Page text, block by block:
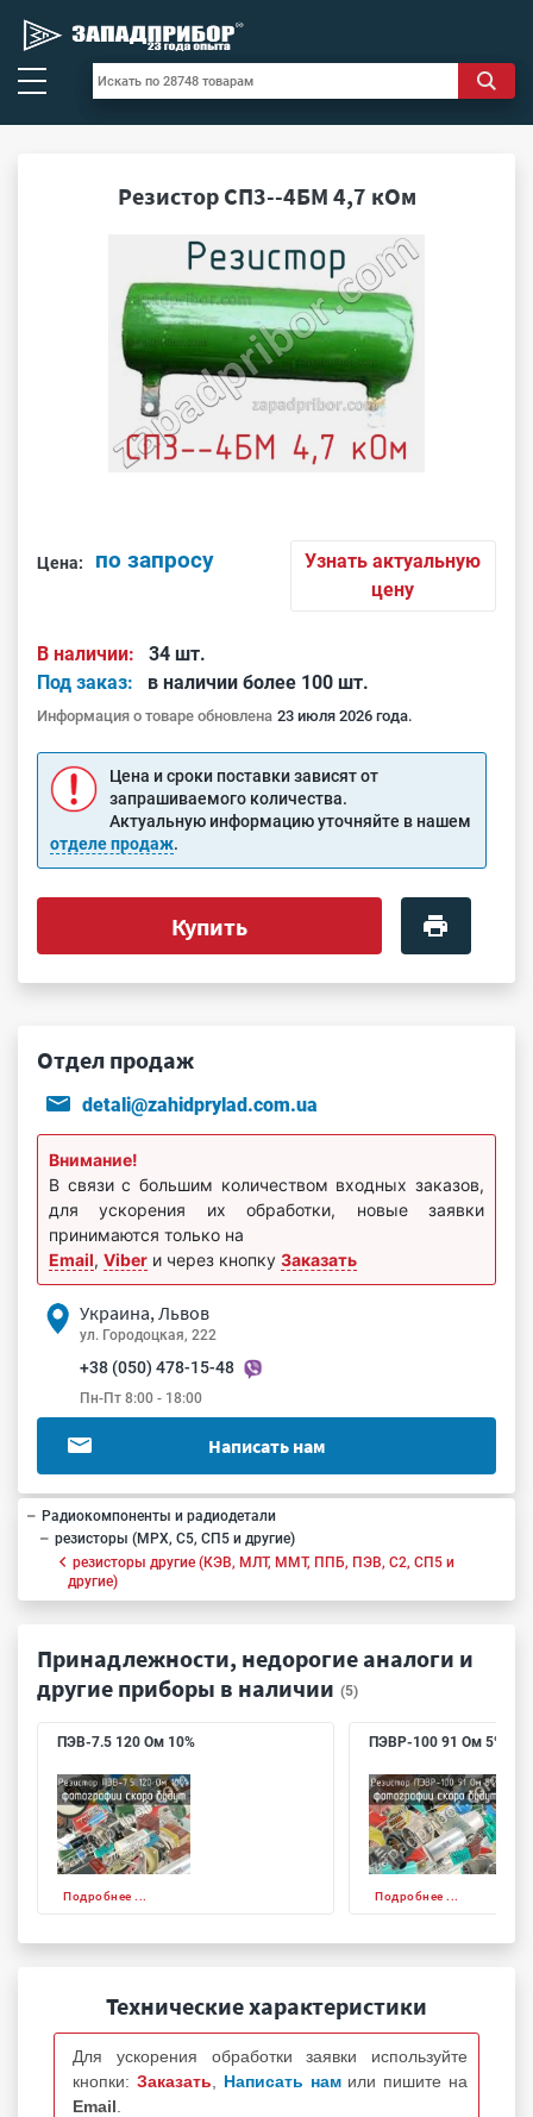
Резистор СП3--4БМ 4,7 кОм
Цена: по запросу
Узнать актуальную
цену
В наличии:
34 шт.
Под заказ:
в наличии более 100 шт.
Информация о товаре обновлена 23 июля 2026 года.
Цена и сроки поставки зависят от
запрашиваемого количества.
Актуальную информацию уточняйте в нашем
отделе продаж.
Купить
Отдел продаж
detali@zahidprylad.com.ua
Внимание!
В связи с большим количеством входных заказов,
для ускорения их обработки, новые заявки
принимаются только на
Email, Viber и через кнопку Заказать
Украина, Львов
ул. Городоцкая, 222
+38 (050) 478-15-48
Пн-Пт 8:00 - 18:00
Написать нам
Радиокомпоненты и радиодетали
резисторы (МРХ, С5, СП5 и другие)
резисторы другие (КЭВ, МЛТ, ММТ, ППБ, ПЭВ, С2, СП5 и
другие)
Принадлежности, недорогие аналоги и
другие приборы в наличии (5)
ПЭВ-7.5 120 Ом 10%
Подробнее ...
ПЭВР-100 91 Ом 5%
Подробнее ...
Технические характеристики
Для ускорения обработки заявки используйте
кнопки: Заказать Написать нам или пишите на
Email